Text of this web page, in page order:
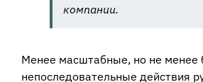
компании.
Менее масштабные, но не менее
непоследовательные действия